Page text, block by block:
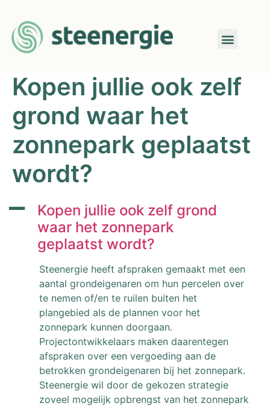
Kopen jullie ook zelf
grond waar het
zonnepark geplaatst
wordt?
A
Kopen jullie ook zelf grond
waar het zonnepark
geplaatst wordt?
Steenergie heeft afspraken gemaakt met een
aantal grondeigenaren om hun percelen over
te nemen of/en te ruilen buiten het
plangebied als de plannen voor het
zonnepark kunnen doorgaan.
Projectontwikkelaars maken daarentegen
afspraken over een vergoeding aan de
betrokken grondeigenaren bij het zonnepark.
Steenergie wil door de gekozen strategie
zoveel mogelijk opbrengst van het zonnepark